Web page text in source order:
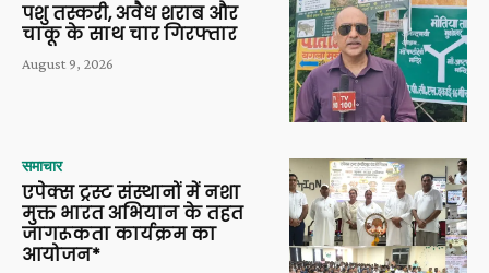
पशु तस्करी, अवैध शराब और
चाकू के साथ चार गिरफ्तार
August 9, 2026
समाचार
एपेक्स ट्रस्ट संस्थानों में नशा
मुक्त भारत अभियान के तहत
जागरूकता कार्यक्रम का
आयोजन*